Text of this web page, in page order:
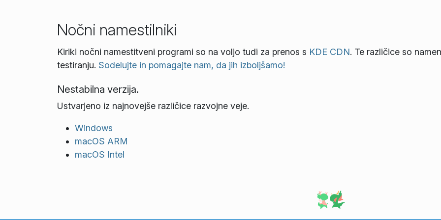
Nočni namestilniki
Kiriki nočni namestitveni programi so na voljo tudi za prenos s KDE CDN. Te različice so
testiranju. Sodelujte in pomagajte nam, da jih izboljšamo!
Nestabilna verzija.
Ustvarjeno iz najnovejše različice razvojne veje.
Windows
macOS ARM
macOS Intel